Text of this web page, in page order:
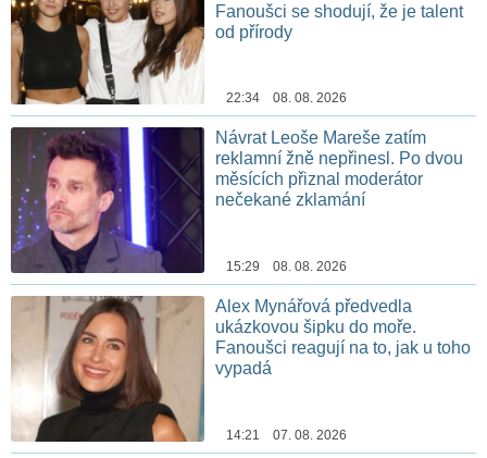
Fanoušci se shodují, že je talent
od přírody
22:34 08. 08. 2026
Návrat Leoše Mareše zatím
reklamní žně nepřinesl. Po dvou
měsících přiznal moderátor
nečekané zklamání
15:29 08. 08. 2026
Alex Mynářová předvedla
ukázkovou šipku do moře.
Fanoušci reagují na to, jak u toho
vypadá
14:21 07. 08. 2026